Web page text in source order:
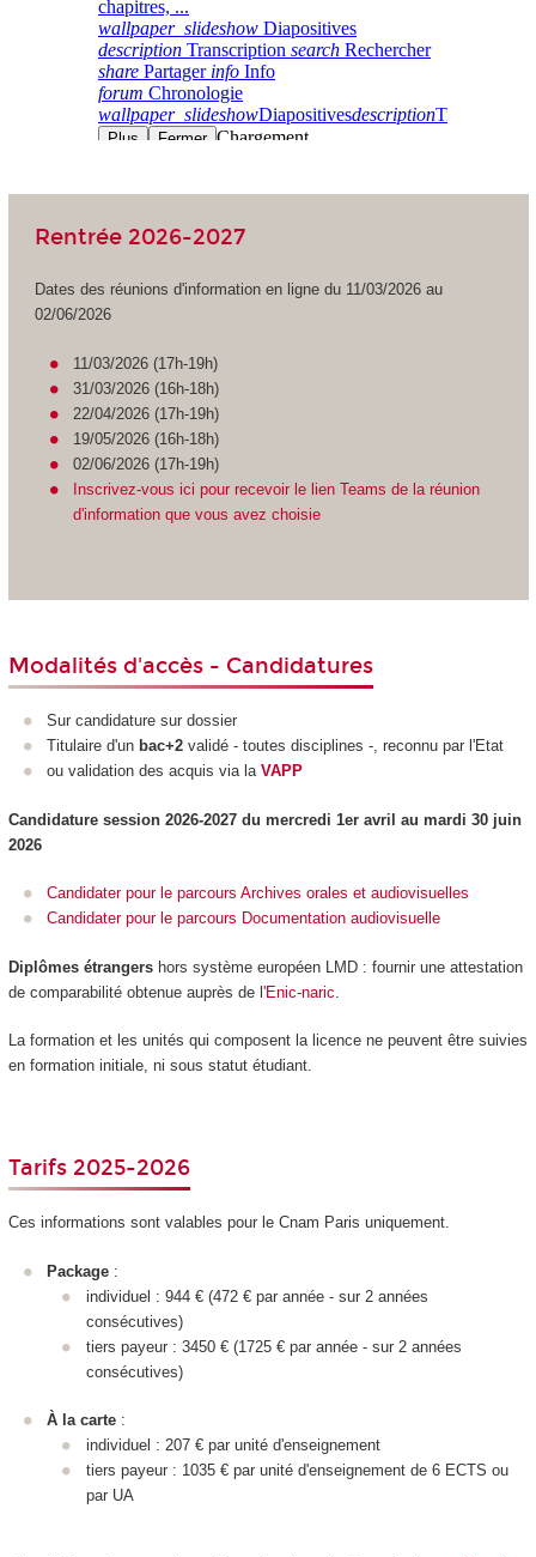
Rentrée 2026-2027
Dates des réunions d'information en ligne du 11/03/2026 au
02/06/2026
11/03/2026 (17h-19h)
31/03/2026 (16h-18h)
22/04/2026 (17h-19h)
19/05/2026 (16h-18h)
02/06/2026 (17h-19h)
Inscrivez-vous ici pour recevoir le lien Teams de la réunion
d'information que vous avez choisie
Modalités d'accès - Candidatures
Sur candidature sur dossier
Titulaire d'un bac+2 validé - toutes disciplines -, reconnu par l'Etat
ou validation des acquis via la VAPP
Candidature session 2026-2027 du mercredi 1er avril au mardi 30 juin
2026
Candidater pour le parcours Archives orales et audiovisuelles
Candidater pour le parcours Documentation audiovisuelle
Diplômes étrangershors système européen LMD: fournir une attestation
de comparabilité obtenue auprès de l'Enic-naric
La formation et les unités qui composent la licence ne peuvent être suivies
en formation initiale, ni sous statut étudiant.
Tarifs 2025-2026
Ces informations sont valables pour le Cnam Paris uniquement.
Package :
individuel : 944 € (472 € par année - sur 2 années
consécutives)
tiers payeur : 3450 € (1725 € par année - sur 2 années
consécutives)
À la carte :
individuel : 207 € par unité d'enseignement
tiers payeur : 1035 € par unité d'enseignementde 6 ECTS ou
par UA